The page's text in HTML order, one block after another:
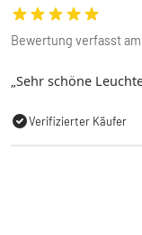
Bewertung verfasst
Sehr schöne
Verifizierter Käufer